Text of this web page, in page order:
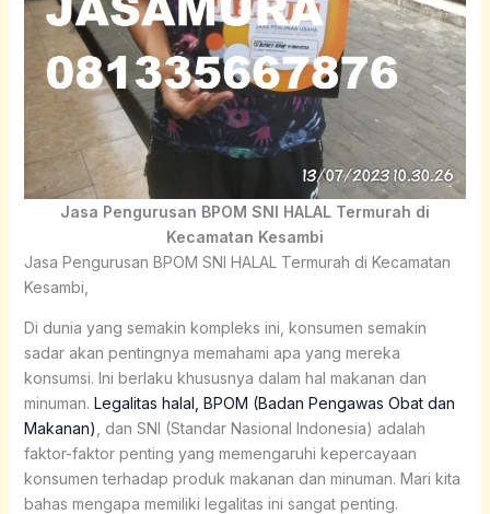
Jasa Pengurusan BPOM SNI HALAL Termurah di
Kecamatan Kesambi
Jasa Pengurusan BPOM SNI HALAL Termurah di Kecamatan
Kesambi,
Di dunia yang semakin kompleks ini, konsumen semakin
sadar akan pentingnya memahami apa yang mereka
konsumsi. Ini berlaku khususnya dalam hal makanan dan
minuman. Legalitas halal, BPOM (Badan Pengawas Obat dan
Makanan) , dan SNI (Standar Nasional Indonesia) adalah
faktor-faktor penting yang memengaruhi kepercayaan
konsumen terhadap produk makanan dan minuman. Mari kita
bahas mengapa memiliki legalitas ini sangat penting.